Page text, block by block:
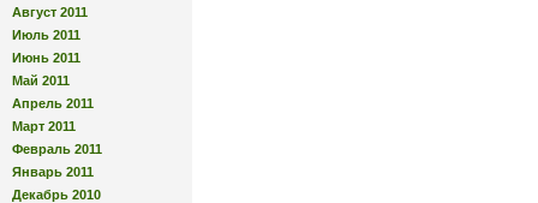
Август 2011
Июль 2011
Июнь 2011
Май 2011
Апрель 2011
Март 2011
Февраль 2011
Январь 2011
Декабрь 2010